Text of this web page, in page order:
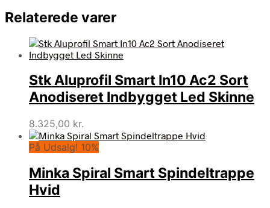
Relaterede varer
Stk Aluprofil Smart In10 Ac2 Sort
Anodiseret Indbygget Led Skinne
8.325,00 kr.
På Udsalg! 10%
Minka Spiral Smart Spindeltrappe
Hvid